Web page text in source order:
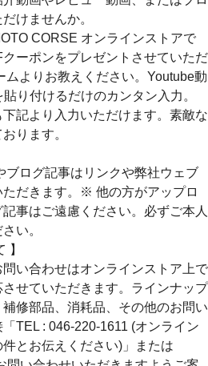
けませんか。
CORSE オンラインストアで
ーポンをプレゼントさせていただ
ムよりお教えください。Youtube動
り付けるだけのカンタン入力。
記より入力いただけます。素敵な
ります。
ログ記事はリンクや弊社ウェブ
だきます。※ 他の方がアップロ
事はご遠慮ください。必ずご本人
い。
】
い合わせはオンラインストア上で
せていただきます。ラインナップ
修部品、消耗品、その他のお問い
TEL : 046-220-1611 (オンライン
件とお伝えください)」または